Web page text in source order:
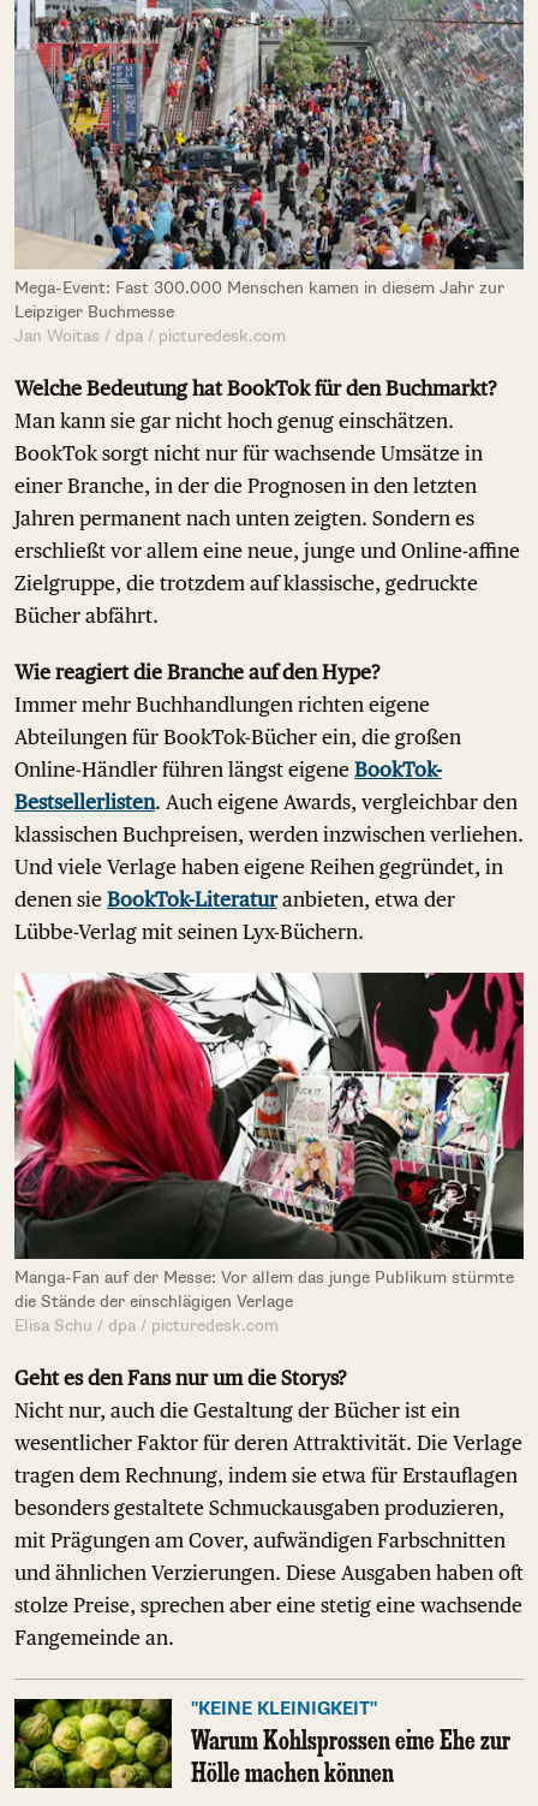
Mega-Event: Fast 300.000 Menschen kamen in diesem Jahr zur
Leipziger Buchmesse
Jan Woitas / dpa / picturedesk.com
Welche Bedeutung hat BookTok für den Buchmarkt?
Man kann sie gar nicht hoch genug einschätzen.
BookTok sorgt nicht nur für wachsende Umsätze in
einer Branche, in der die Prognosen in den letzten
Jahren permanent nach unten zeigten. Sondern es
erschließt vor allem eine neue, junge und Online-affine
Zielgruppe, die trotzdem auf klassische, gedruckte
Bücher abfährt.
Wie reagiert die Branche auf den Hype?
Immer mehr Buchhandlungen richten eigene
Abteilungen für BookTok-Bücher ein, die großen
Online-Händler führen längst eigene BookTok-
Bestsellerlisten. Auch eigene Awards, vergleichbar den
klassischen Buchpreisen, werden inzwischen verliehen.
Und viele Verlage haben eigene Reihen gegründet, in
denen sie BookTok-Literaturanbieten, etwa der
Lübbe-Verlag mit seinen Lyx-Büchern.
Manga-Fan auf der Messe: Vor allem das junge Publikum stürmte
die Stände der einschlägigen Verlage
Elisa Schu / dpa / picturedesk.com
Geht es den Fans nur um die Storys?
Nicht nur, auch die Gestaltung der Bücher ist ein
wesentlicher Faktor für deren Attraktivität. Die Verlage
tragen dem Rechnung, indem sie etwa für Erstauflagen
besonders gestaltete Schmuckausgaben produzieren,
mit Prägungen am Cover, aufwändigen Farbschnitten
und ähnlichen Verzierungen. Diese Ausgaben haben oft
stolze Preise, sprechen aber eine stetig eine wachsende
Fangemeinde an.
"KEINE KLEINIGKEIT"
Warum Kohlsprossen eine Ehe zur
Hölle machen können